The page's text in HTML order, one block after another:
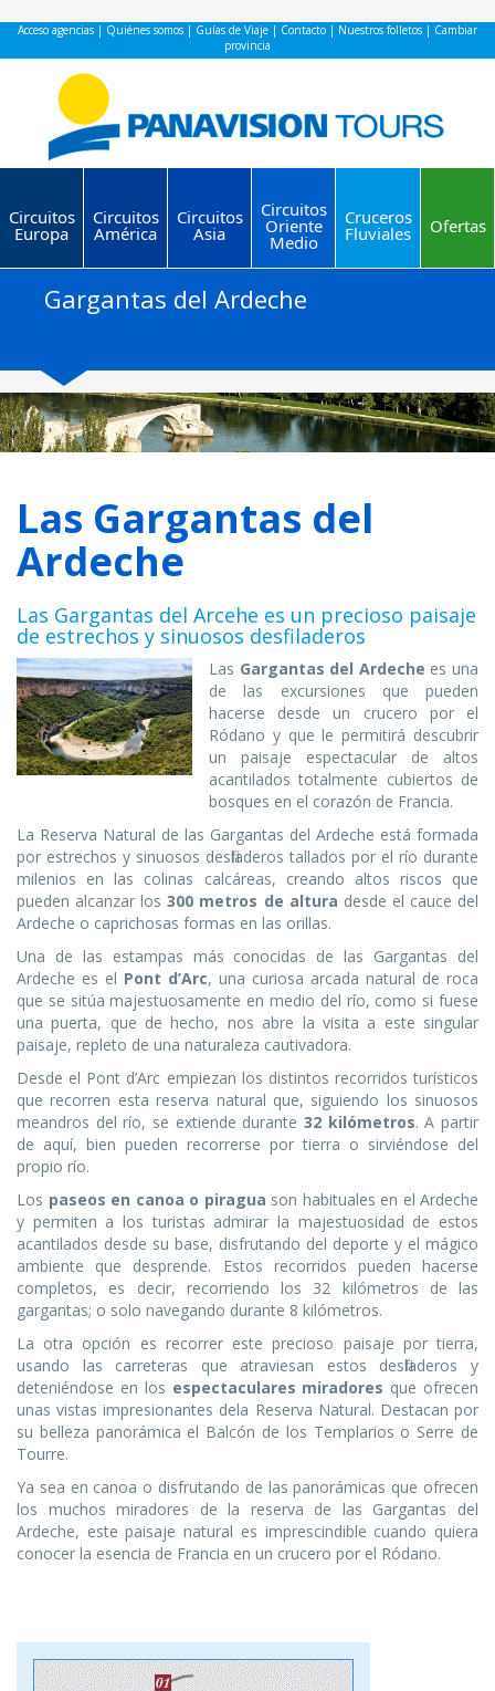
Acceso agencias | Quiénes somos | Guías de Viaje | Contacto | Nuestros folletos | Cambiar
provincia
Circuitos
Europa
Circuitos
América
Circuitos
Asia
Circuitos
Oriente
Medio
Cruceros
Fluviales Ofertas
Gargantas del Ardeche
Las Gargantas del
Ardeche
Las Gargantas del Arcehe es un precioso paisaje
de estrechos y sinuosos desfiladeros
Las Gargantas del Ardeche es una
de las excursiones que pueden
hacerse desde un crucero por el
Ródano y que le permitirá descubrir
un paisaje espectacular de altos
acantilados totalmente cubiertos de
bosques en el corazón de Francia.
La Reserva Natural de las Gargantas del Ardeche está formada
por estrechos y sinuosos desfiladeros tallados por el río durante
milenios en las colinas calcáreas, creando altos riscos que
pueden alcanzar los300 metros de altura desde el cauce del
Ardeche o caprichosas formas en las orillas.
Una de las estampas más conocidas de las Gargantas del
Ardeche es el Pont d’Arc, una curiosa arcada natural de roca
que se sitúa majestuosamente en medio del río, como si fuese
una puerta, que de hecho, nos abre la visita a este singular
paisaje, repleto de una naturaleza cautivadora.
Desde el Pont d’Arc empiezan los distintos recorridos turísticos
que recorren esta reserva natural que, siguiendo los sinuosos
meandros del río, se extiende durante 32 kilómetros. A partir
de aquí, bien pueden recorrerse por tierra o sirviéndose del
propio río.
Los paseos en canoa o piragua son habituales en el Ardeche
y permiten a los turistas admirar la majestuosidad de estos
acantilados desde su base, disfrutando del deporte y el mágico
ambiente que desprende. Estos recorridos pueden hacerse
completos, es decir, recorriendo los 32 kilómetros de las
gargantas; o solo navegando durante 8 kilómetros.
La otra opción es recorrer este precioso paisaje por tierra,
usando las carreteras que atraviesan estos desfiladeros y
deteniéndose en los espectaculares miradores que ofrecen
unas vistas impresionantes dela Reserva Natural. Destacan por
su belleza panorámica el Balcón de los Templarios o Serre de
Tourre.
Ya sea en canoa o disfrutando de las panorámicas que ofrecen
los muchos miradores de la reserva de las Gargantas del
Ardeche, este paisaje natural es imprescindible cuando quiera
conocer la esencia de Francia en un crucero por el Ródano.